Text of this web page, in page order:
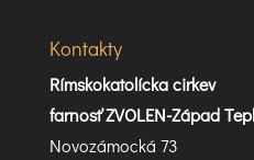
Kontakty
Rímskokatolícka cirkev
farnosť ZVOLEN-Západ
Novozámocká 73